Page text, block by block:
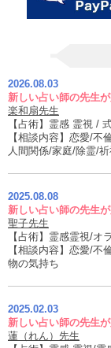
2026.08.03
新しい占い師の先生
楽和扇先生
【占術】霊感 霊視 /
【相談内容】恋愛/
人間関係/家庭/除霊/
2025.08.08
新しい占い師の先生
聖子先生
【占術】霊感霊視/オ
【相談内容】恋愛/
物の気持ち
2025.02.03
新しい占い師の先生
蓮（れん）先生